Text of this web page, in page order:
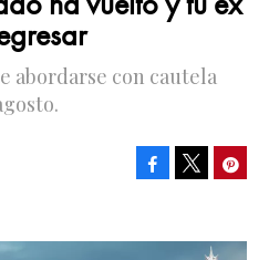
abordarse con cautela
Facebook